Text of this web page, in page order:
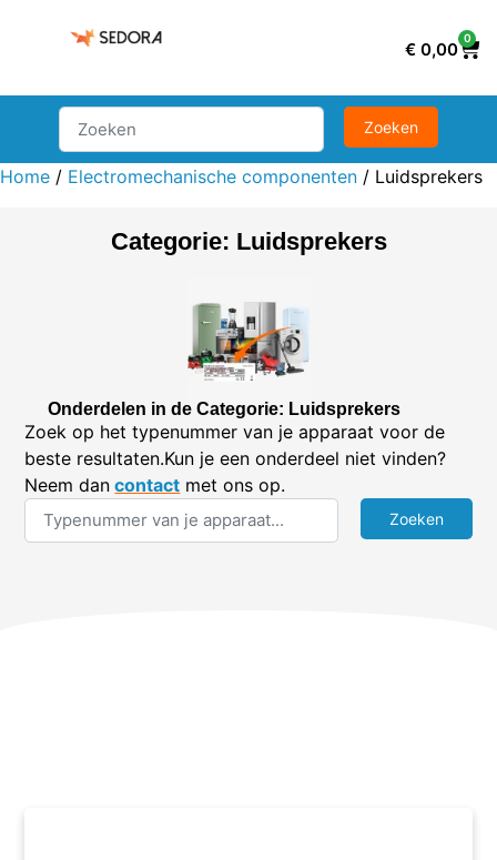
€ 0,00
0
Home / Electromechanische componenten / Luidsprekers
Categorie: Luidsprekers
Onderdelen in de Categorie: Luidsprekers
Zoek op het typenummer van je apparaat voor de
beste resultaten.Kun je een onderdeel niet vinden?
Neem dan contact met ons op.